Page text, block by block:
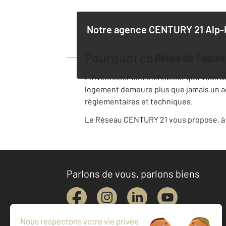
Notre agence CENTURY 21
Pourquoi confier la
L'investissement immobilier que vous
logement demeure plus que jamais un
règlementaires et techniques.
Le Réseau CENTURY 21 vous
Parlons de vous, parlons biens